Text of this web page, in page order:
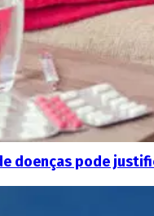
doenças pode